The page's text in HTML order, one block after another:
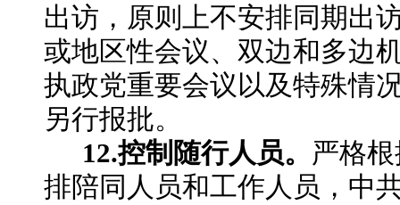
出访，原则上不安排同期出
或地区性会议、双边和多边
执政党重要会议以及特殊情
另行报批。
12.控制随行人员。 严格
排陪同人员和工作人员，中